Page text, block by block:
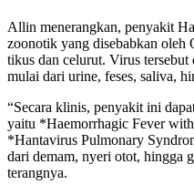
Allin menerangkan, penyakit
zoonotik yang disebabkan oleh
tikus dan celurut. Virus
mulai dari urine, feses, saliva,
“Secara klinis, penyakit ini
yaitu *Haemorrhagic Fever
*Hantavirus Pulmonary
dari demam, nyeri otot, hingga
terangnya.